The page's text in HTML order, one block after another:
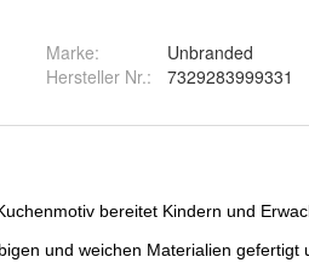
Marke:
Unbranded
Hersteller Nr.:
7329283999331